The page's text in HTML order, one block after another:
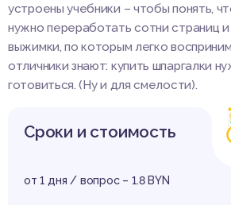
устроены учебники – чтобы понять,
нужно переработать сотни страниц
выжимки, по которым легко
отличники знают: купить шпаргалки
готовиться. (Ну и для смелости).
Сроки и стоимость
от 1 дня / вопрос – 1.8 BYN